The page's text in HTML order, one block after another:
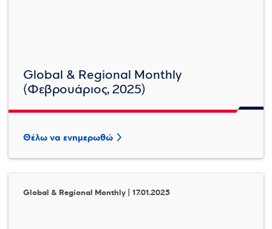
Global & Regional Monthly
(Φεβρουάριος, 2025)
Θέλω να ενημερωθώ
Global & Regional Monthly | 17.01.2025